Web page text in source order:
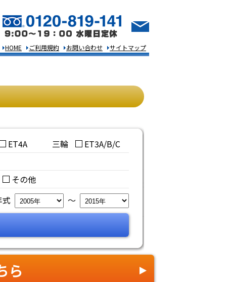
HOME ご利用規約 お問い合わせ サイトマップ
ET4A 三輪
ET3A/B/C
その他
式 ～
ら